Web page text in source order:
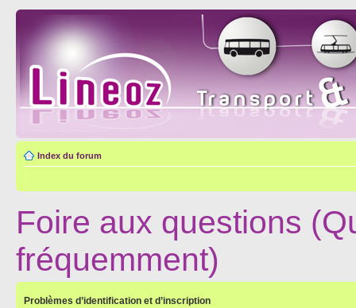
Index du forum
Foire aux questions
fréquemment)
Problèmes d’identification et d’inscription